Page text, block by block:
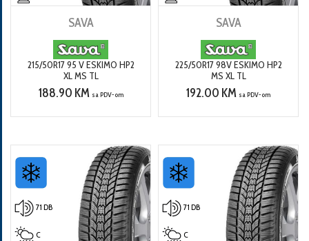
SAVA
215/50R17 95 V ESKIMO HP2
XL MS TL
188.90 KM sa PDV-om
SAVA
225/50R17 98V ESKIMO HP2
MS XL TL
192.00 KM sa PDV-om
71 DB
C
71 DB
C